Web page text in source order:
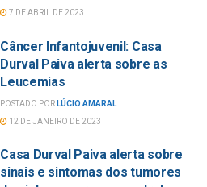
7 DE ABRIL DE 2023
Câncer Infantojuvenil: Casa
Durval Paiva alerta sobre as
Leucemias
POSTADO POR LÚCIO AMARAL
12 DE JANEIRO DE 2023
Casa Durval Paiva alerta sobre
sinais e sintomas dos tumores